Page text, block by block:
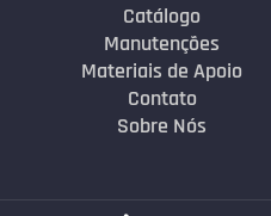
Catálogo
Manutenções
Materiais de Apoio
Contato
Sobre Nós